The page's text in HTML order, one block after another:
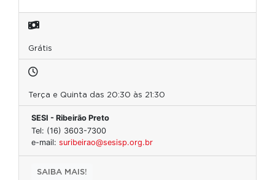
Grátis
Terça e Quinta das 20:30 às 21:30
SESI - Ribeirão Preto
Tel: (16) 3603-7300
e-mail: suribeirao@sesisp.org.br
SAIBA MAIS!